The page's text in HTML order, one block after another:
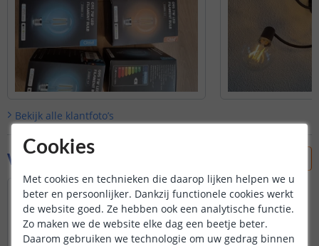
Bekijk alle klantfoto’s
Vraag & antwoord
Hallo, werkt deze lamp ook met Philips
Hue?
Alvast bedankt
donderdag 21 november 2024
Cookies
Met cookies en technieken die daarop lijken helpen we u
beter en persoonlijker. Dankzij functionele cookies werkt
de website goed. Ze hebben ook een analytische functie.
Zo maken we de website elke dag een beetje beter.
Daarom gebruiken we technologie om uw gedrag binnen